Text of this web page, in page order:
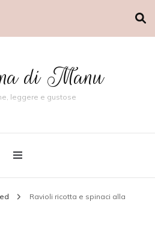
di Manu
leggere e gustose
Ravioli ricotta e spinaci alla